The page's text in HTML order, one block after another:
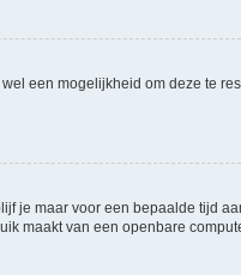
een mogelijkheid om deze te
je maar voor een bepaalde tijd
maakt van een openbare